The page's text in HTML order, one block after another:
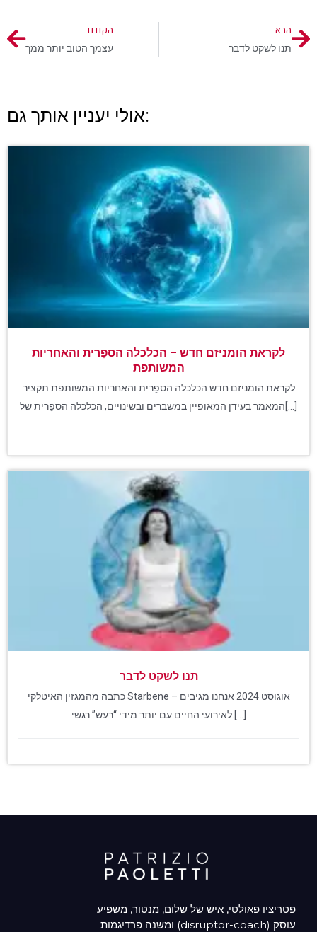
הקודם
עצמך הטוב יותר ממך
הבא
תנו לשקט לדבר
אולי יעניין אותך גם:
לקראת הומניזם חדש – הכלכלה הספֵרית והאחריות
המשותפת
לקראת הומניזם חדש הכלכלה הספֵרית והאחריות המשותפת תקציר
המאמר בעידן המאופיין במשברים ובשינויים, הכלכלה הספֵרית של[...]
תנו לשקט לדבר
כתבה מהמגזין האיטלקי Starbene – אוגוסט 2024 אנחנו מגיבים
לאירועי החיים עם יותר מידי “רעש” רגשי.[...]
פטריציו פאולטי, איש של שלום, מנטור, משפיע
ומשנה פרדיגמות (disruptor-coach) עוסק